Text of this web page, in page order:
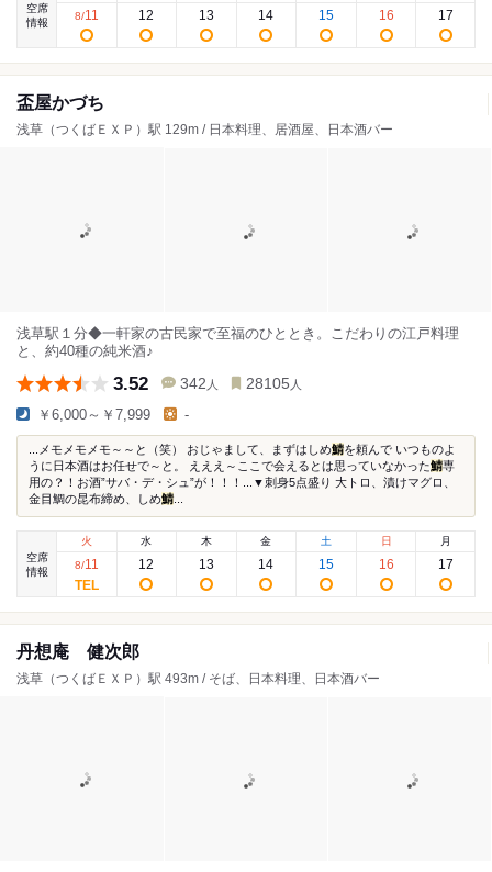
空席
情報
8/11 12 13 14 15 16 17
盃屋かづち
浅草（つくばＥＸＰ）駅 129m / 日本料理、居酒屋、日本酒バー
浅草駅１分◆一軒家の古民家で至福のひととき。こだわりの江戸料理
と、約40種の純米酒♪
3.52 342 人 28105 人
￥6,000～￥7,999 -
...メモメモメモ～～と（笑） おじゃまして、まずはしめ鯖を頼んで いつものよ
うに日本酒はお任せで～と。 えええ～ここで会えるとは思っていなかった鯖専
用の？！お酒”サバ・デ・シュ”が！！！...▼刺身5点盛り 大トロ、漬けマグロ、
金目鯛の昆布締め、しめ鯖
空席
情報
火
8/11
水
12
木
13
金
14
土
15
日
16
月
17
丹想庵 健次郎
浅草（つくばＥＸＰ）駅 493m / そば、日本料理、日本酒バー